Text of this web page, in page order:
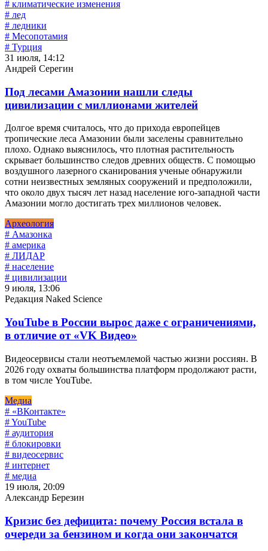
# климатические изменения
# лед
# ледники
# Месопотамия
# Турция
31 июля, 14:12
Андрей Серегин
Под лесами Амазонии нашли следы
цивилизации с миллионами жителей
Долгое время считалось, что до прихода европейцев
тропические леса Амазонии были заселены сравнительно
плохо. Однако выяснилось, что плотная растительность
скрывает большинство следов древних обществ. С помощью
воздушного лазерного сканирования ученые обнаружили
сотни неизвестных земляных сооружений и предположили,
что около двух тысяч лет назад население юго-западной части
Амазонии могло достигать трех миллионов человек.
Археология
# Амазонка
# америка
# ЛИДАР
# население
# цивилизации
9 июля, 13:06
Редакция Naked Science
YouTube в России вырос даже с ограничениями,
в отличие от «VK Видео»
Видеосервисы стали неотъемлемой частью жизни россиян. В
2026 году охваты большинства платформ продолжают расти,
в том числе YouTube.
Медиа
# «ВКонтакте»
# YouTube
# аудитория
# блокировки
# видеосервис
# интернет
# медиа
19 июля, 20:09
Александр Березин
Кризис без дефицита: почему Россия встала в
очереди за бензином и когда они закончатся